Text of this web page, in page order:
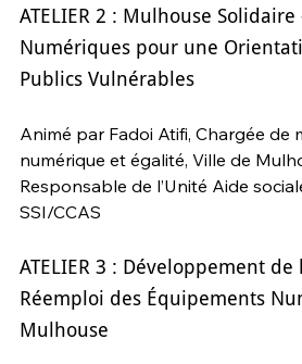
ATELIER 2 : Mulhouse
Numériques pour une
Publics Vulnérables
Animé par Fadoi Atifi, Chargée de
numérique et égalité, Ville de
Responsable de l’Unité Aide
SSI/CCAS
ATELIER 3 : Développement
Réemploi des Équipements
Mulhouse